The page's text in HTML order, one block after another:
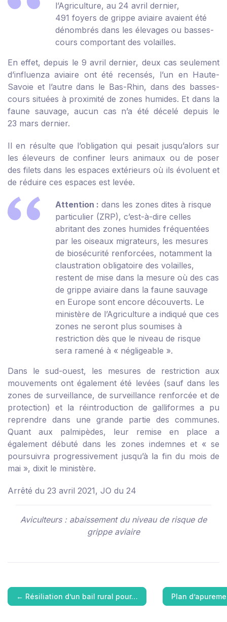
l’Agriculture, au 24 avril dernier,
491 foyers de grippe aviaire avaient été
dénombrés dans les élevages ou basses-
cours comportant des volailles.
En effet, depuis le 9 avril dernier, deux cas seulement
d’influenza aviaire ont été recensés, l’un en Haute-
Savoie et l’autre dans le Bas-Rhin, dans des basses-
cours situées à proximité de zones humides. Et dans la
faune sauvage, aucun cas n’a été décelé depuis le
23 mars dernier.
Il en résulte que l’obligation qui pesait jusqu’alors sur
les éleveurs de confiner leurs animaux ou de poser
des filets dans les espaces extérieurs où ils évoluent et
de réduire ces espaces est levée.
Attention : dans les zones dites à risque
particulier (ZRP), c’est-à-dire celles
abritant des zones humides fréquentées
par les oiseaux migrateurs, les mesures
de biosécurité renforcées, notamment la
claustration obligatoire des volailles,
restent de mise dans la mesure où des cas
de grippe aviaire dans la faune sauvage
en Europe sont encore découverts. Le
ministère de l’Agriculture a indiqué que ces
zones ne seront plus soumises à
restriction dès que le niveau de risque
sera ramené à « négligeable ».
Dans le sud-ouest, les mesures de restriction aux
mouvements ont également été levées (sauf dans les
zones de surveillance, de surveillance renforcée et de
protection) et la réintroduction de galliformes a pu
reprendre dans une grande partie des communes.
Quant aux palmipèdes, leur remise en place a
également débuté dans les zones indemnes et « se
poursuivra progressivement jusqu’à la fin du mois de
mai », dixit le ministère.
Arrêté du 23 avril 2021, JO du 24
Aviculteurs : abaissement du niveau de risque de
grippe aviaire
← Résiliation d’un bail rural pour… Plan